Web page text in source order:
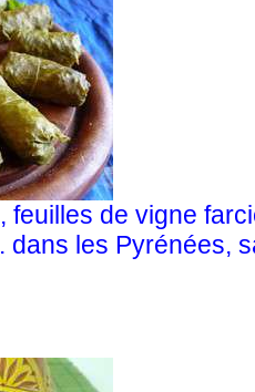
feuilles de vigne
dans les Pyrénées,